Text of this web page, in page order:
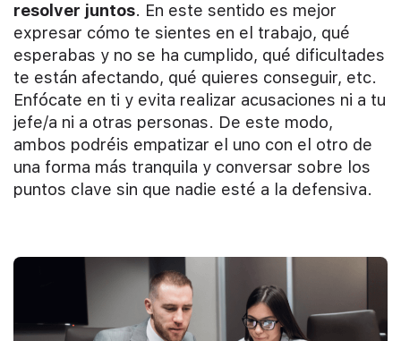
resolver juntos. En este sentido es mejor
expresar cómo te sientes en el trabajo, qué
esperabas y no se ha cumplido, qué dificultades
te están afectando, qué quieres conseguir, etc.
Enfócate en ti y evita realizar acusaciones ni a tu
jefe/a ni a otras personas. De este modo,
ambos podréis empatizar el uno con el otro de
una forma más tranquila y conversar sobre los
puntos clave sin que nadie esté a la defensiva.